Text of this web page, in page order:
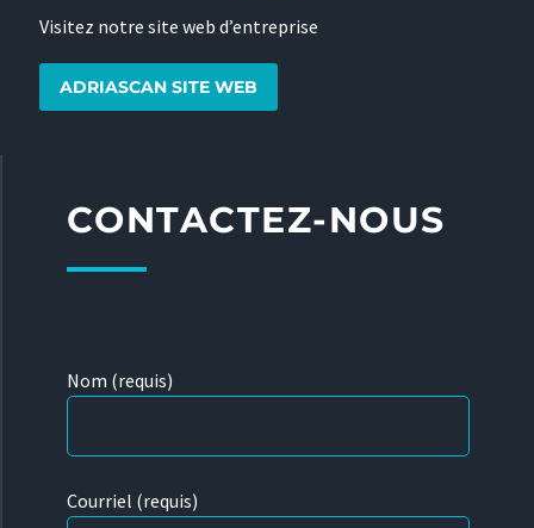
Visitez notre site web d’entreprise
ADRIASCAN SITE WEB
CONTACTEZ-NOUS
Nom (requis)
Courriel (requis)